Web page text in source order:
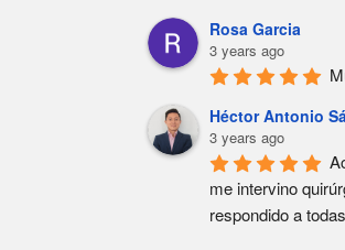
Rosa Garcia
3 years ago
Héctor Antonio
3 years ago
me intervino
respondido a